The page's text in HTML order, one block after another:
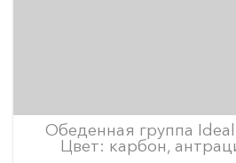
Обеденная группа
Цвет: карбон,